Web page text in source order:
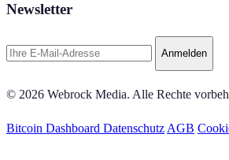
Newsletter
Anmelden
© 2026 Webrock Media. Alle Rechte
Bitcoin Dashboard Datenschutz AGB